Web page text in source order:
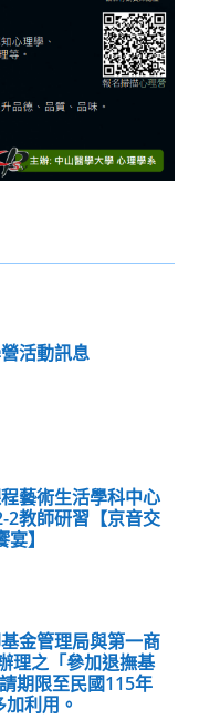
活動訊息
藝術生活學科中心
2教師研習【京音交
】
金管理局與第一商
理之「參加退撫基
期限至民國115年
利用。